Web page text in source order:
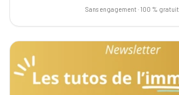
Sans engagement · 100 % gratuit